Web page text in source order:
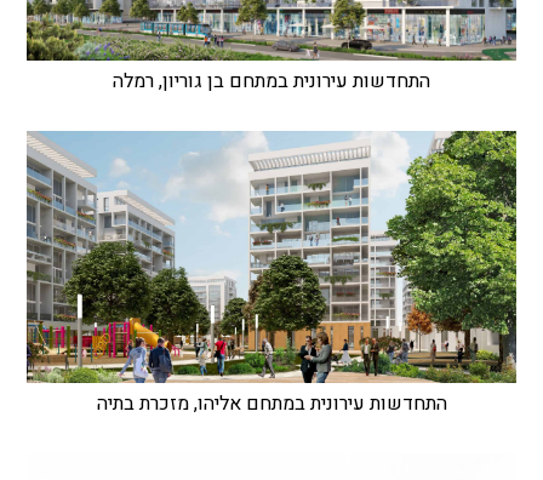
התחדשות עירונית במתחם בן גוריון, רמלה
התחדשות עירונית במתחם אליהו, מזכרת בתיה